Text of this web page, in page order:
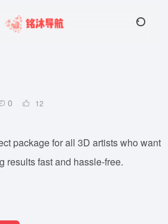
0 12
package for all 3D artists who want
results fast and hassle-free.